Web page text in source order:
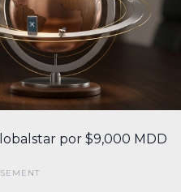
por $9,000 MDD